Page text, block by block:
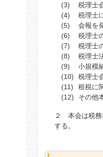
税理士
税理士
会報を
税理士
税理士
税理士
小規模
税理士
租税に
その他
２ 本会は税務
する。